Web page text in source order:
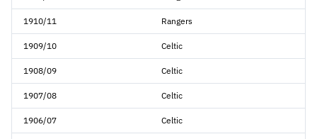
1910/11 Rangers
1909/10 Celtic
1908/09 Celtic
1907/08 Celtic
1906/07 Celtic